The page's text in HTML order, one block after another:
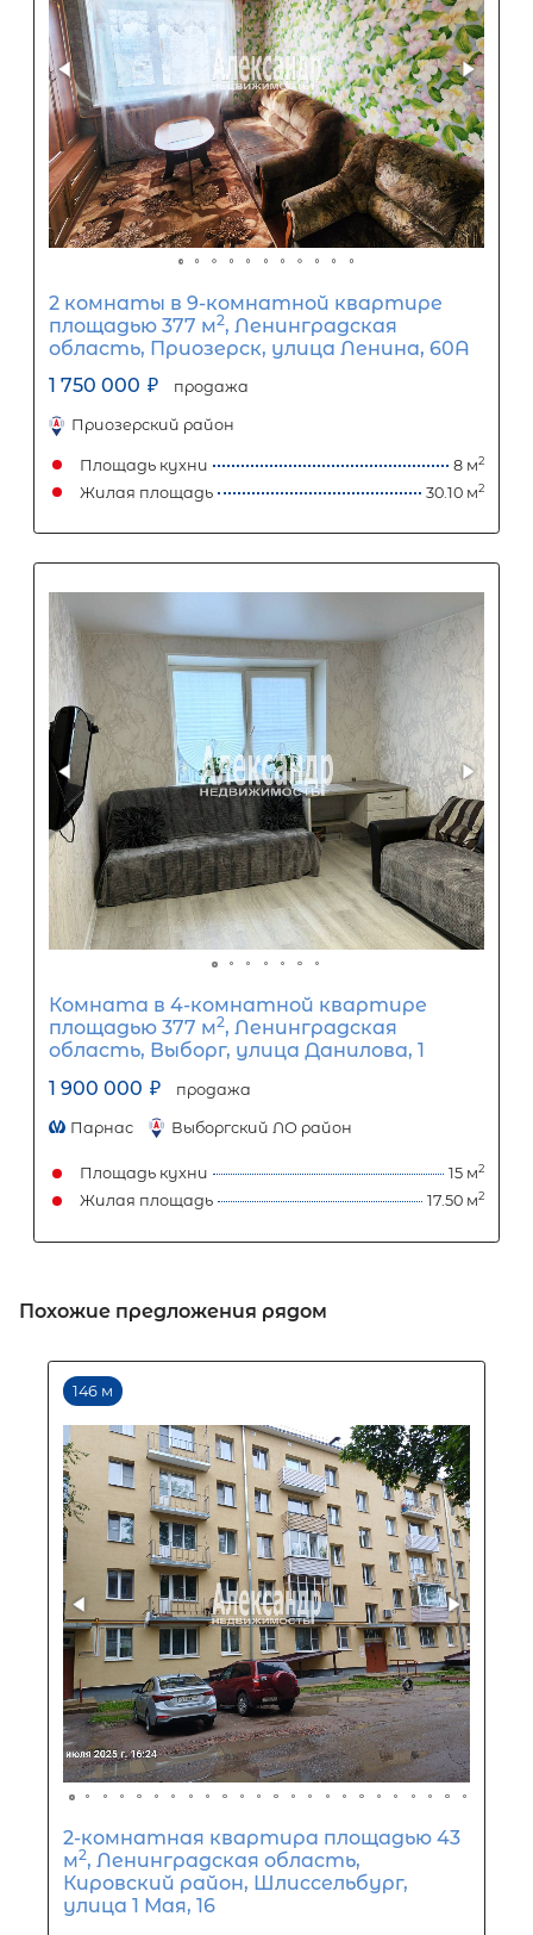
1 5 10 15 20 25
Процентная
ставка
12%
1 5 10 15 20
Ежемесячный платеж
Размер кредита
800 000 ₽
Первый взнос
9 621
2 000 000
Отправить заявку
ООО «АЛЕКСАНДР-НЕДВИЖИМОСТЬ» не является кредитной
организацией. Кредит предоставляется банками-
носит информационный характер и не является
точного расчета платежей по кредиту и предоставления
об условиях кредитования обратитесь к менеджерам нашей
(Санкт-Петербург ул. Боткинская д. 15 тел. +7(812) 200-4000 )
Популярное
2 комнаты в 9-комнатной
площадью 377 м2, Ленинградская
1 750 000 ₽ продажа
Приозерский район
Похожие предложения рядом